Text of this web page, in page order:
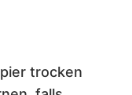
trocken